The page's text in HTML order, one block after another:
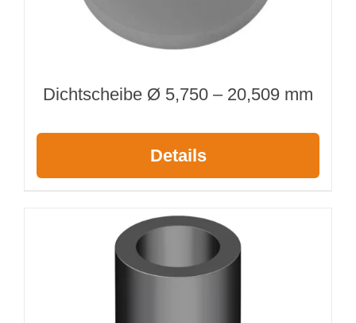
Dichtscheibe Ø 5,750 – 20,509 mm
Details